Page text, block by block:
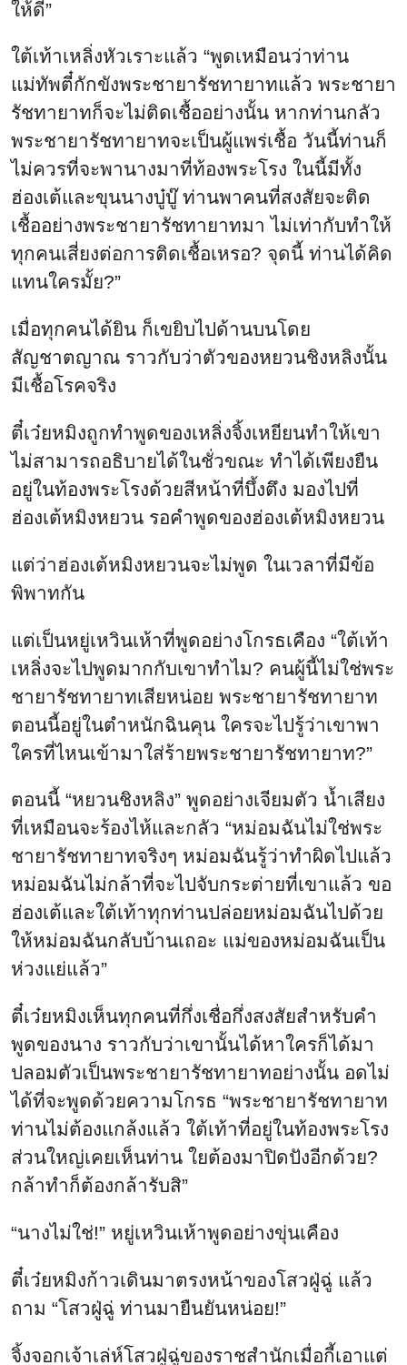
ตี๋เว๋ยหมิงเห็นทุกคนที่กึ่งเชื่อกึ่งสงสัยสำหรับคำ
พูดของนาง ราวกับว่าเขานั้นได้หาใครก็ได้มา
ปลอมตัวเป็นพระชายารัชทายาทอย่างนั้น อดไม่
ได้ที่จะพูดด้วยความโกรธ “พระชายารัชทายาท
ท่านไม่ต้องแกล้งแล้ว ใต้เท้าที่อยู่ในท้องพระโรง
ส่วนใหญ่เคยเห็นท่าน ใยต้องมาปิดปังอีกด้วย?
กล้าทำก็ต้องกล้ารับสิ”
“นางไม่ใช่!” หยู่เหวินเห้าพูดอย่างขุ่นเคือง
ตี๋เว๋ยหมิงก้าวเดินมาตรงหน้าของโสวฝู่ฉู่ แล้ว
ถาม “โสวฝู่ฉู่ ท่านมายืนยันหน่อย!”
จิ้งจอกเจ้าเล่ห์โสวฝู่ฉู่ของราชสำนักเมื่อกี้เอาแต่